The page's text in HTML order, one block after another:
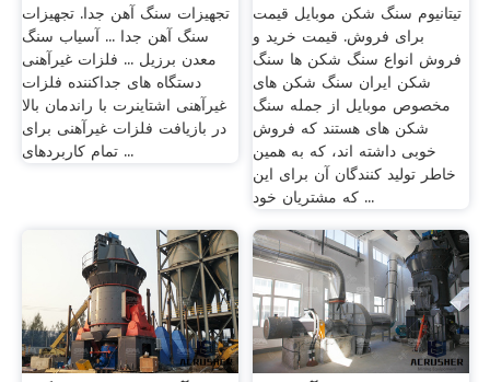
تجهیزات سنگ آهن جدا. تجهیزات
سنگ آهن جدا ... آسیاب سنگ
معدن برزیل ... فلزات غیرآهنی
دستگاه های جداکننده فلزات
غیرآهنی اشتاینرت با راندمان بالا
در بازیافت فلزات غیرآهنی برای
تمام کاربردهای ...
تیتانیوم سنگ شکن موبایل قیمت
برای فروش. قیمت خرید و
فروش انواع سنگ شکن ها سنگ
شکن ایران سنگ شکن های
مخصوص موبایل از جمله سنگ
شکن های هستند که فروش
خوبی داشته اند، که به همین
خاطر تولید کنندگان آن برای این
که مشتریان خود ...